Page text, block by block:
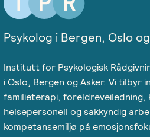
Psykolog i Bergen, Oslo
Institutt for Psykologisk
i Oslo, Bergen og Asker. Vi tilbyr
familieterapi, foreldreveiledning,
helsepersonell og sakkyndig
kompetansemiljø på